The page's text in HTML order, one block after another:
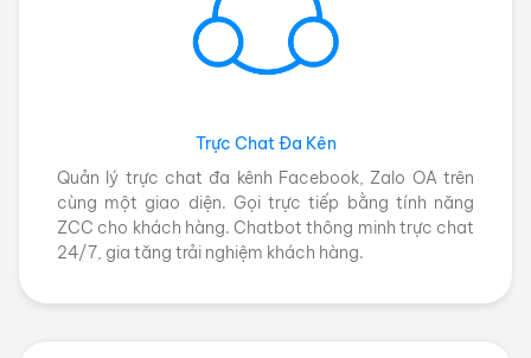
Trực Chat Đa Kên
Quản lý trực chat đa kênh Facebook, Zalo OA trên
cùng một giao diện. Gọi trực tiếp bằng tính năng
ZCC cho khách hàng. Chatbot thông minh trực chat
24/7, gia tăng trải nghiệm khách hàng.